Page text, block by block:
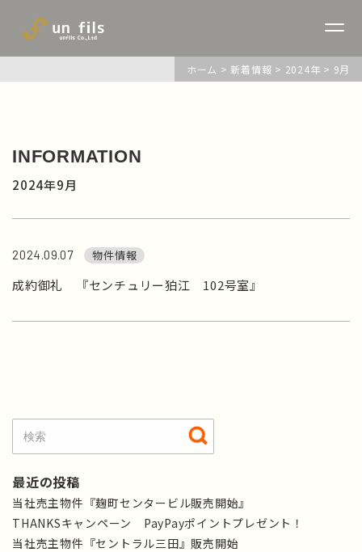
ホーム > 新着情報 > 2024年 > 9月
INFORMATION
2024年9月
2024.09.07 物件情報
成約御礼 『センチュリー狛江 102号室』
最近の投稿
当社売主物件『麹町センタービル販売開始』
THANKSキャンペーン PayPayポイントプレゼント！
当社売主物件『セントラル三田』販売開始